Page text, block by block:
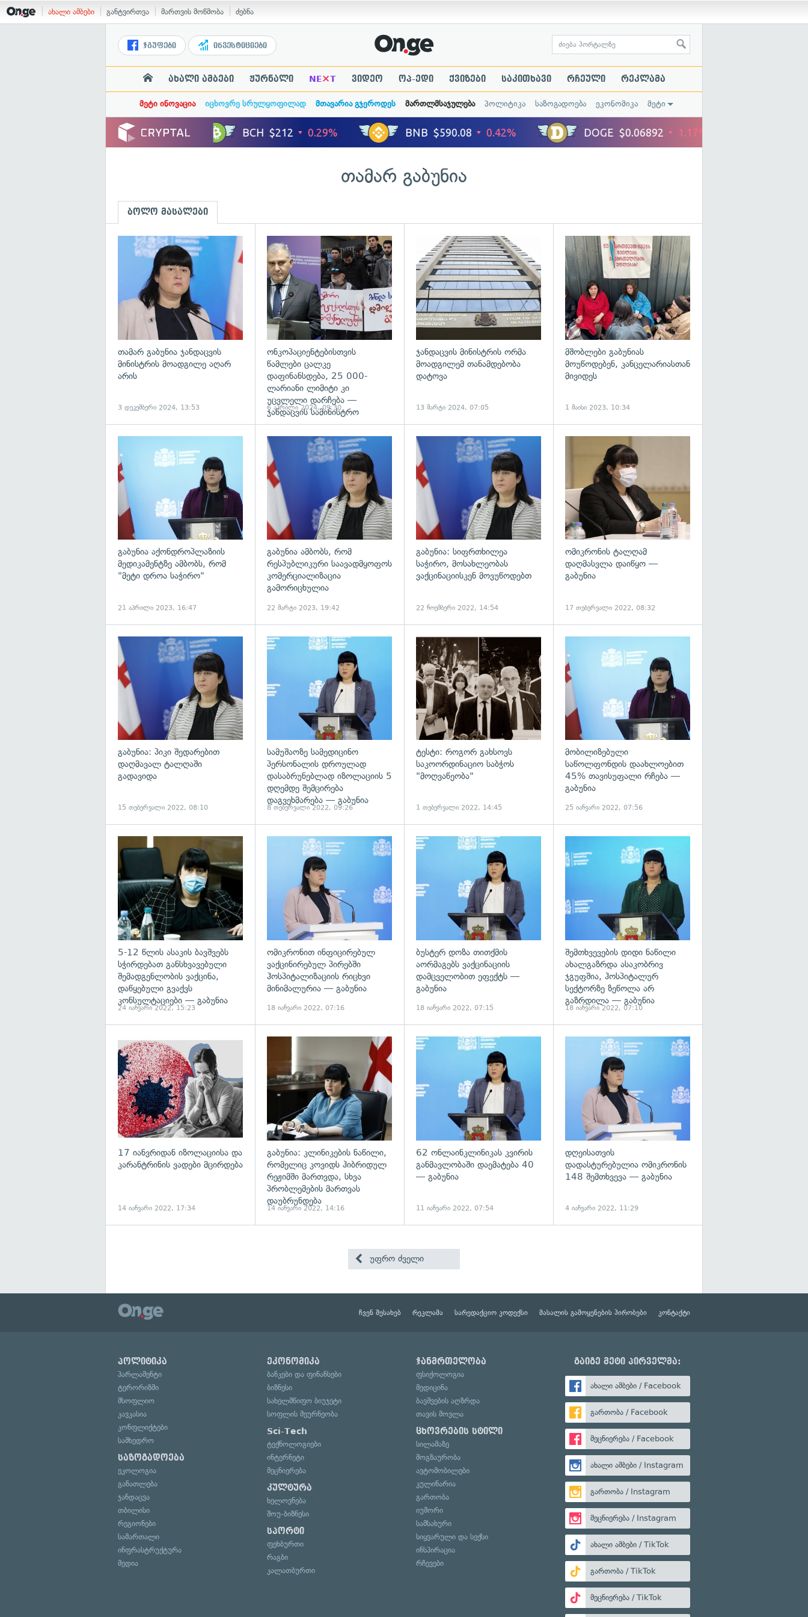
ახალი ამბები განტვირთვა მართვის მოწმობა ძებნა
ჯგუფები ინვესტიციები
ახალი ამბები ჟურნალი NE×T ვიდეო ოპ-ედი ქვიზები საკითხავი რჩეული რეკლამა
მეტი ინოვაცია იცხოვრე სრულყოფილად მთავარია გჯეროდეს მართლმსაჯულება პოლიტიკა საზოგადოება ეკონომიკა მეტი
თამარ გაბუნია
ბოლო მასალები
გადახედვა
თამარ გაბუნია ჯანდაცვის
მინისტრის მოადგილე აღარ
არის
3 დეკემბერი 2024, 13:53
გადახედვა
ონკოპაციენტებისთვის
წამლები ცალკე
დაფინანსდება, 25 000-
ლარიანი ლიმიტი კი
უცვლელი დარჩება —
ჯანდაცვის სამინისტრო
6 აპრილი 2024, 09:30
გადახედვა
ჯანდაცვის მინისტრის ორმა
მოადგილემ თანამდებობა
დატოვა
13 მარტი 2024, 07:05
მშობლები გაბუნიას
მოუწოდებენ, კანცელარიასთან
მივიდეს
1 მაისი 2023, 10:34
გადახედვა
გაბუნია აქონდროპლაზიის
მედიკამენტზე ამბობს, რომ
"მეტი დროა საჭირო"
21 აპრილი 2023, 16:47
გადახედვა
გაბუნია ამბობს, რომ
რესპუბლიკური საავადმყოფოს
კომერციალიზაცია
გამორიცხულია
22 მარტი 2023, 19:42
გაბუნია: სიფრთხილეა
საჭირო, მოსახლეობას
ვაქცინაციისკენ მოვუწოდებთ
22 ნოემბერი 2022, 14:54
ომიკრონის ტალღამ
დაღმასვლა დაიწყო —
გაბუნია
17 თებერვალი 2022, 08:32
გადახედვა
გაბუნია: პიკი შედარებით
დაღმავალ ტალღაში
გადავიდა
15 თებერვალი 2022, 08:10
გადახედვა
სამუშაოზე სამედიცინო
პერსონალის დროულად
დასაბრუნებლად იზოლაციის 5
დღემდე შემცირება
დაგვეხმარება — გაბუნია
8 თებერვალი 2022, 09:26
ტესტი: როგორ გახსოვს
საკოორდინაციო საბჭოს
"მოღვაწეობა"
1 თებერვალი 2022, 14:45
მობილიზებული
საწოლფონდის დაახლოებით
45% თავისუფალი რჩება —
გაბუნია
25 იანვარი 2022, 07:56
5-12 წლის ასაკის ბავშვებს
სჭირდებათ განსხვავებული
შემადგენლობის ვაქცინა,
დაწყებული გვაქვს
კონსულტაციები — გაბუნია
24 იანვარი 2022, 15:23
გადახედვა
ომიკრონით ინფიცირებულ
ვაქცინირებულ პირებში
ჰოსპიტალიზაციის რიცხვი
მინიმალურია — გაბუნია
18 იანვარი 2022, 07:16
ბუსტერ დოზა თითქმის
აორმაგებს ვაქცინაციის
დამცველობით ეფექტს —
გაბუნია
18 იანვარი 2022, 07:15
შემთხვევების დიდი ნაწილი
ახალგაზრდა ასაკობრივ
ჯგუფშია, ჰოსპიტალურ
სექტორზე ზეწოლა არ
გაზრდილა — გაბუნია
18 იანვარი 2022, 07:10
17 იანვრიდან იზოლაციისა და
კარანტრინის ვადები მცირდება
14 იანვარი 2022, 17:34
გადახედვა
გაბუნია: კლინიკების ნაწილი,
რომელიც კოვიდს ჰიბრიდულ
რეჟიმში მართვდა, სხვა
პრობლემების მართვას
დაუბრუნდება
14 იანვარი 2022, 14:16
62 ონლაინკლინიკას კვირის
განმავლობაში დაემატება 40
— გაბუნია
11 იანვარი 2022, 07:54
დღეისათვის
დადასტურებულია ომიკრონის
148 შემთხვევა — გაბუნია
4 იანვარი 2022, 11:29
უფრო ძველი
ჩვენ შესახებ რეკლამა სარედაქციო კოდექსი მასალის გამოყენების პირობები კონტაქტი
პოლიტიკა
პარლამენტი
ტერორიზმი
მსოფლიო
კავკასია
კონფლიქტები
სამხედრო
საზოგადოება
ეკოლოგია
განათლება
ჯანდაცვა
თბილისი
რეგიონები
სამართალი
ინფრასტრუქტურა
მედია
ეკონომიკა
ბანკები და ფინანსები
ბიზნესი
სახელმწიფო ბიუჯეტი
სოფლის მეურნეობა
Sci-Tech
ტექნოლოგიები
ინტერნეტი
მეცნიერება
კულტურა
ხელოვნება
შოუ-ბიზნესი
სპორტი
ფეხბურთი
რაგბი
კალათბურთი
ჯანმრთელობა
ფსიქოლოგია
მედიცინა
ბავშვების აღზრდა
თავის მოვლა
ცხოვრების სტილი
სილამაზე
მოგზაურობა
ავტომობილები
კულინარია
გართობა
იუმორი
სამსახური
სიყვარული და სექსი
ინსპირაცია
რჩევები
გაიგე მეტი პირველმა:
ახალი ამბები / Facebook
გართობა / Facebook
მეცნიერება / Facebook
ახალი ამბები / Instagram
გართობა / Instagram
მეცნიერება / Instagram
ახალი ამბები / TikTok
გართობა / TikTok
მეცნიერება / TikTok